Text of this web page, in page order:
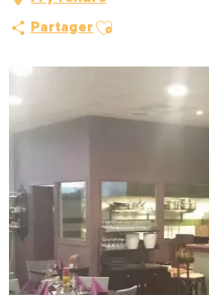
Partager Ajouter aux favoris